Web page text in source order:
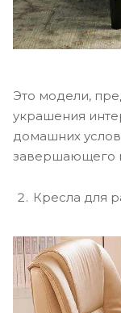
Это модели,
украшения
домашних
завершающего
Кресла для